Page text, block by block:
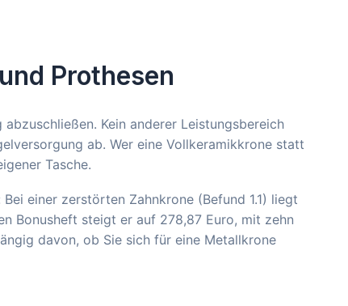
Prothesen
Kein anderer Leistungsbereich
ab. Wer eine Vollkeramikkrone statt
Tasche.
einer zerstörten Zahnkrone (Befund 1.1) liegt
Bonusheft steigt er auf 278,87 Euro, mit zehn
davon, ob Sie sich für eine Metallkrone